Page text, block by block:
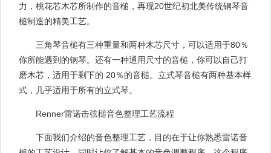
力，桃花芯木芯所制作的音槌，再现20世纪初北美传统钢琴音
槌制造的精美工艺。
三角琴音槌有三种重量和两种木芯尺寸，可以适用于80％
你所能遇到的钢琴。还有一种通用尺寸的音槌，你可以自己打
磨木芯，适用于剩下的 20％的音槌。立式琴音槌有两种基本样
式，几乎适用于所有的立式琴。
Renner雷诺击弦槌音色整理工艺流程
下面我们介绍的音色整理工艺，目的在于让你熟悉雷诺音